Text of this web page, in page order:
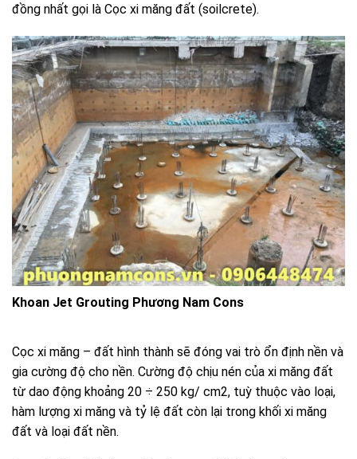
đồng nhất gọi là Cọc xi măng đất (soilcrete).
Khoan Jet Grouting Phương Nam Cons
Cọc xi măng – đất hình thành sẽ đóng vai trò ổn định nền và
gia cường độ cho nền. Cường độ chịu nén của xi măng đất
từ dao động khoảng 20 ÷ 250 kg/ cm2, tuỳ thuộc vào loại,
hàm lượng xi măng và tỷ lệ đất còn lại trong khối xi măng
đất và loại đất nền.